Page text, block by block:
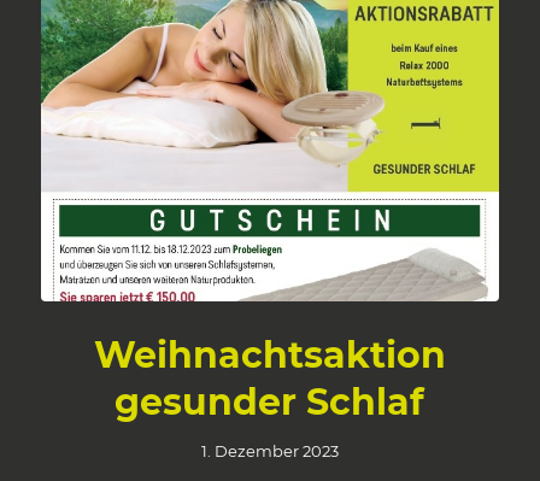
Weihnachtsaktion
gesunder Schlaf
1. Dezember 2023